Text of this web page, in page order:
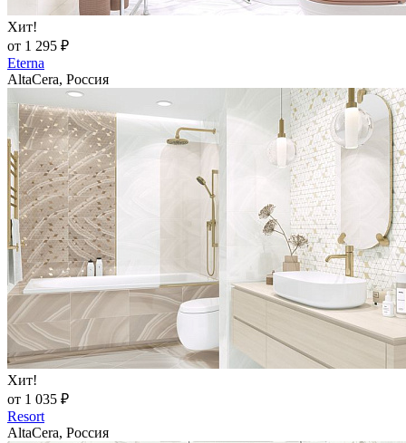
Хит!
от 1 295 ₽
Eterna
AltaCera, Россия
Хит!
от 1 035 ₽
Resort
AltaCera, Россия